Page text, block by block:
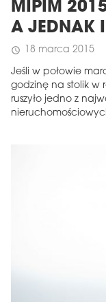
MIPIM
A JEDNAK
schedule 18 marca 2015
Jeśli w połowie
godzinę na stolik w
ruszyło jedno z